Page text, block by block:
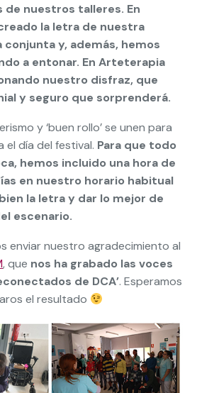
de nuestros talleres. En
la letra de nuestra
conjunta y, además, hemos
a entonar. En Arteterapia
nuestro disfraz, que
y seguro que sorprenderá.
y ‘buen rollo’ se unen para
el día del festival. Para que todo
hemos incluido una hora de
en nuestro horario habitual
la letra y dar lo mejor de
escenario.
enviar nuestro agradecimiento al
, que nos ha grabado las voces
de DCA’. Esperamos
el resultado